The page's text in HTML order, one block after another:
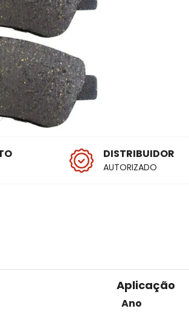
DISTRIBUIDOR
AUTORIZADO
Aplicação
Ano